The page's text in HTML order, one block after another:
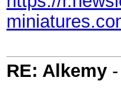
RE: Alkemy -